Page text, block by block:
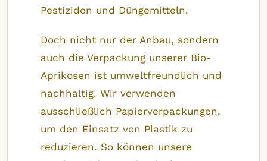
Pestiziden und Düngemitteln.
Doch nicht nur der Anbau, sondern
auch die Verpackung unserer Bio-
Aprikosen ist umweltfreundlich und
nachhaltig. Wir verwenden
ausschließlich Papierverpackungen,
um den Einsatz von Plastik zu
reduzieren. So können unsere